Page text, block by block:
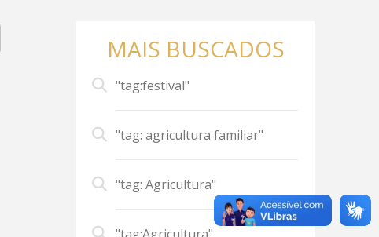
MAIS BUSCADOS
"tag:festival"
"tag: agricultura familiar"
"tag: Agricultura"